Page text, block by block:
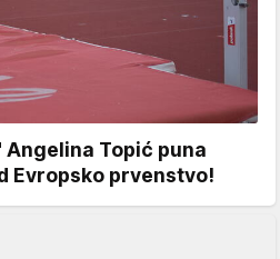
Angelina Topić puna
Evropsko prvenstvo!